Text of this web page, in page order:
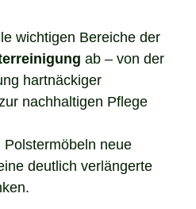
wichtigen Bereiche der
ab – von der
hartnäckiger
nachhaltigen Pflege
neue
deutlich verlängerte